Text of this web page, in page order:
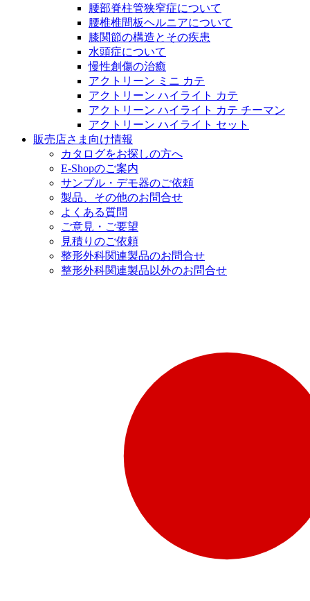
販売代理店さま向け情報​
お問合せ先、価格情報、E-Shopのご案内など販売店さ
「水頭症」とはどのような疾患なのでしょう。成人に
お問合せフォームより、ご質問をお送りください。
腰部脊柱管狭窄症について
腰椎椎間板ヘルニアについて
膝関節の構造とその疾患
水頭症について
慢性創傷の治癒
アクトリーン ミニ カテ
アクトリーン ハイライト カテ
アクトリーン ハイライト カテ チーマン
アクトリーン ハイライト セット
販売店さま向け情報
カタログをお探しの方へ
E-Shopのご案内
サンプル・デモ器のご依頼
製品、その他のお問合せ
よくある質問
ご意見・ご要望
見積りのご依頼
整形外科関連製品のお問合せ
整形外科関連製品以外のお問合せ